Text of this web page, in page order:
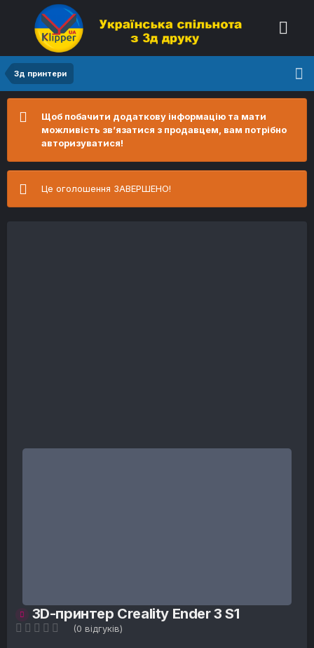
3д принтери
Щоб побачити додаткову інформацію та мати
можливість зв’язатися з продавцем, вам потрібно
авторизуватися!
Це оголошення ЗАВЕРШЕНО!
3D-принтер Creality Ender 3 S1
(0 відгуків)